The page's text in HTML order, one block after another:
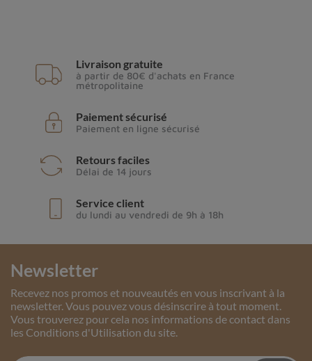
Livraison gratuite
à partir de 80€ d'achats en France
métropolitaine
Paiement sécurisé
Paiement en ligne sécurisé
Retours faciles
Délai de 14 jours
Service client
du lundi au vendredi de 9h à 18h
Newsletter
Recevez nos promos et nouveautés en vous inscrivant à la
newsletter. Vous pouvez vous désinscrire à tout moment.
Vous trouverez pour cela nos informations de contact dans
les Conditions d'Utilisation du site.